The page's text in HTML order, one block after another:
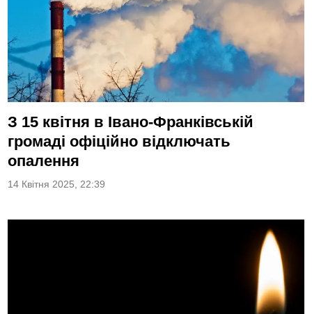
З 15 квітня в Івано-Франківській
громаді офіційно відключать
опалення
14 Квітня 2025, 22:39